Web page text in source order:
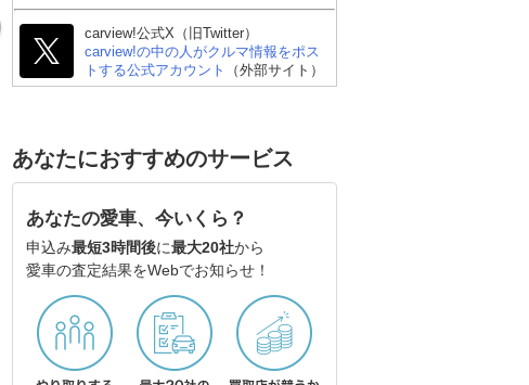
carview!公式X（旧Twitter）
carview!の中の人がクルマ情報をポス
トする公式アカウント
（外部サイト）
あなたにおすすめのサービス
あなたの愛車、今いくら？
申込み最短3時間後に最大20社から
愛車の査定結果をWebでお知らせ！